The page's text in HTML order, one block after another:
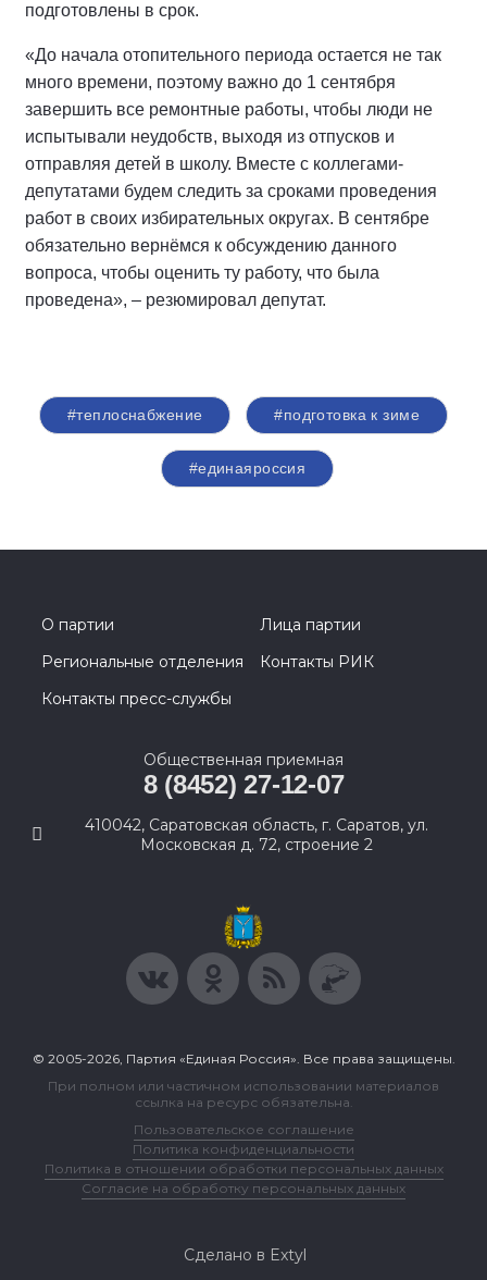
подготовлены в срок.
«До начала отопительного периода остается не так
много времени, поэтому важно до 1 сентября
завершить все ремонтные работы, чтобы люди не
испытывали неудобств, выходя из отпусков и
отправляя детей в школу. Вместе с коллегами-
депутатами будем следить за сроками проведения
работ в своих избирательных округах. В сентябре
обязательно вернёмся к обсуждению данного
вопроса, чтобы оценить ту работу, что была
проведена», – резюмировал депутат.
#теплоснабжение #подготовка к зиме
#единаяроссия
О партии
Лица партии
Региональные отделения
Контакты РИК
Контакты пресс-службы
Общественная приемная
8 (8452) 27-12-07
410042, Саратовская область, г. Саратов, ул.
Московская д. 72, строение 2
© 2005-2026, Партия «Единая Россия». Все права защищены.
При полном или частичном использовании материалов
ссылка на ресурс обязательна.
Пользовательское соглашение
Политика конфиденциальности
Политика в отношении обработки персональных данных
Согласие на обработку персональных данных
Сделано в Extyl